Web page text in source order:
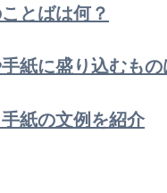
とばは何？
紙に盛り込むもの
紙の文例を紹介